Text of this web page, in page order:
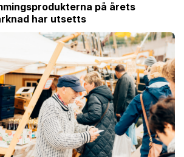
på årets
har utsetts